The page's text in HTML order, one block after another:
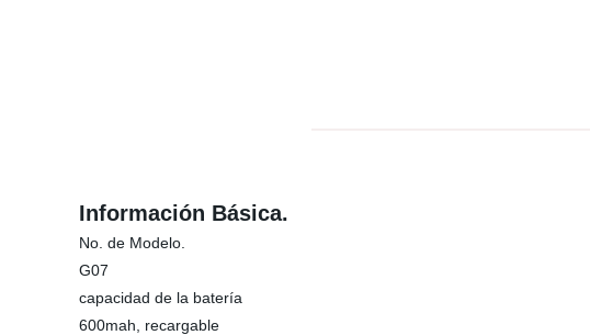
Información Básica.
No. de Modelo.
G07
capacidad de la batería
600mah, recargable